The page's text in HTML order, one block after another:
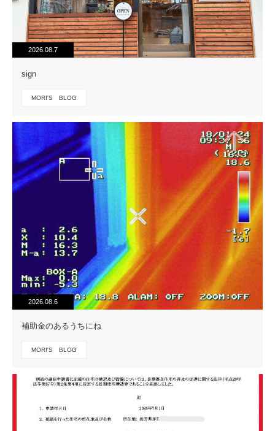
2026.08.7
sign
MORI'S BLOG
2026.08.6
補助金のあるうちにね
MORI'S BLOG